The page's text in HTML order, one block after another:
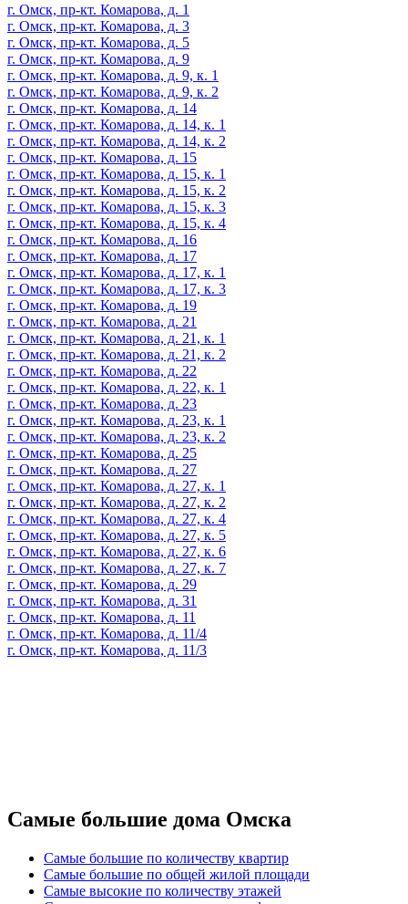
г. Омск, пр-кт. Комарова, д. 1
г. Омск, пр-кт. Комарова, д. 3
г. Омск, пр-кт. Комарова, д. 5
г. Омск, пр-кт. Комарова, д. 9
г. Омск, пр-кт. Комарова, д. 9, к. 1
г. Омск, пр-кт. Комарова, д. 9, к. 2
г. Омск, пр-кт. Комарова, д. 14
г. Омск, пр-кт. Комарова, д. 14, к. 1
г. Омск, пр-кт. Комарова, д. 14, к. 2
г. Омск, пр-кт. Комарова, д. 15
г. Омск, пр-кт. Комарова, д. 15, к. 1
г. Омск, пр-кт. Комарова, д. 15, к. 2
г. Омск, пр-кт. Комарова, д. 15, к. 3
г. Омск, пр-кт. Комарова, д. 15, к. 4
г. Омск, пр-кт. Комарова, д. 16
г. Омск, пр-кт. Комарова, д. 17
г. Омск, пр-кт. Комарова, д. 17, к. 1
г. Омск, пр-кт. Комарова, д. 17, к. 3
г. Омск, пр-кт. Комарова, д. 19
г. Омск, пр-кт. Комарова, д. 21
г. Омск, пр-кт. Комарова, д. 21, к. 1
г. Омск, пр-кт. Комарова, д. 21, к. 2
г. Омск, пр-кт. Комарова, д. 22
г. Омск, пр-кт. Комарова, д. 22, к. 1
г. Омск, пр-кт. Комарова, д. 23
г. Омск, пр-кт. Комарова, д. 23, к. 1
г. Омск, пр-кт. Комарова, д. 23, к. 2
г. Омск, пр-кт. Комарова, д. 25
г. Омск, пр-кт. Комарова, д. 27
г. Омск, пр-кт. Комарова, д. 27, к. 1
г. Омск, пр-кт. Комарова, д. 27, к. 2
г. Омск, пр-кт. Комарова, д. 27, к. 4
г. Омск, пр-кт. Комарова, д. 27, к. 5
г. Омск, пр-кт. Комарова, д. 27, к. 6
г. Омск, пр-кт. Комарова, д. 27, к. 7
г. Омск, пр-кт. Комарова, д. 29
г. Омск, пр-кт. Комарова, д. 31
г. Омск, пр-кт. Комарова, д. 11
г. Омск, пр-кт. Комарова, д. 11/4
г. Омск, пр-кт. Комарова, д. 11/3
Самые большие дома Омска
Самые большие по количеству квартир
Самые большие по общей жилой площади
Самые высокие по количеству этажей